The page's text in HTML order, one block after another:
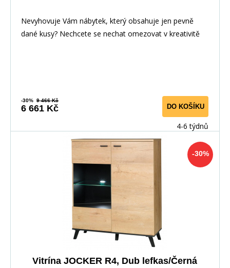
Nevyhovuje Vám nábytek, který obsahuje jen pevně
dané kusy? Nechcete se nechat omezovat v kreativitě
-30% 9 466 Kč
6 661 Kč DO KOŠÍKU
4-6 týdnů
-30%
Vitrína JOCKER R4, Dub lefkas/Černá